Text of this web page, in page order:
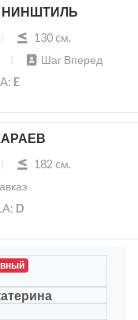
НИНШТИЛЬ
130 cм.
Шаг Вперед
E
182 cм.
D